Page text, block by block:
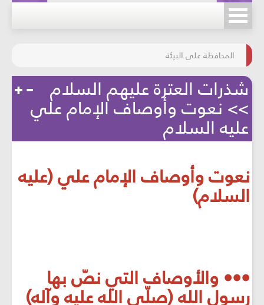
مسابقة الركب الحسينيّ
المحافظة على البيئة
شذرات العترة عليهم السلام
>> نعوت وأوصاف الإمام علي
عليه السلام
نعوت وأوصاف الإمام علي (عليه
السلام)
••• والأوصاف التي نصّ بها
رسول الله (صلّى الله عليه وآله)